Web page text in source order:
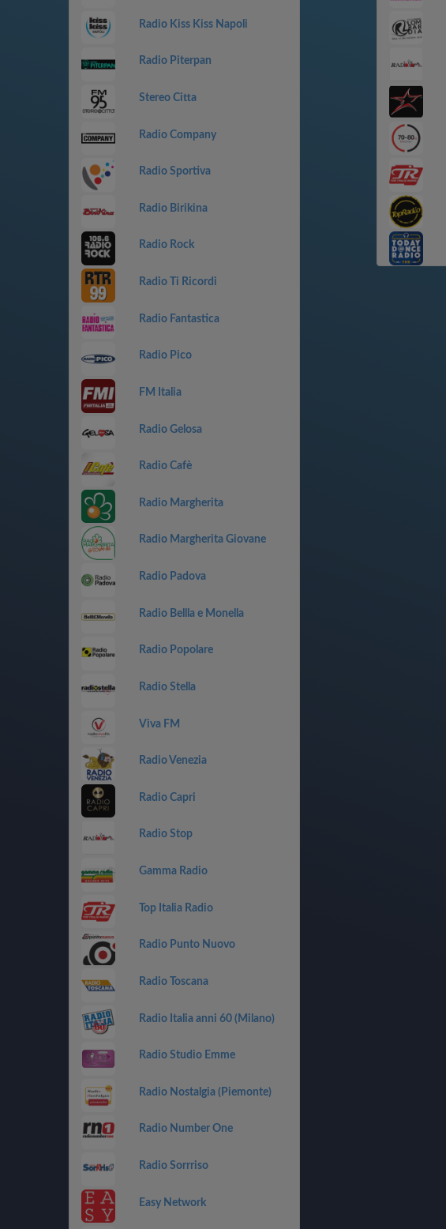
Radio Kiss Kiss Napoli
Radio Piterpan
Stereo Citta
Radio Company
Radio Sportiva
Radio Birikina
Radio Rock
Radio Ti Ricordi
Radio Fantastica
Radio Pico
FM Italia
Radio Gelosa
Radio Cafè
Radio Margherita
Radio Margherita Giovane
Radio Padova
Radio Bellla e Monella
Radio Popolare
Radio Stella
Viva FM
Radio Venezia
Radio Capri
Radio Stop
Gamma Radio
Top Italia Radio
Radio Punto Nuovo
Radio Toscana
Radio Italia anni 60 (Milano)
Radio Studio Emme
Radio Nostalgia (Piemonte)
Radio Number One
Radio Sorrriso
Easy Network